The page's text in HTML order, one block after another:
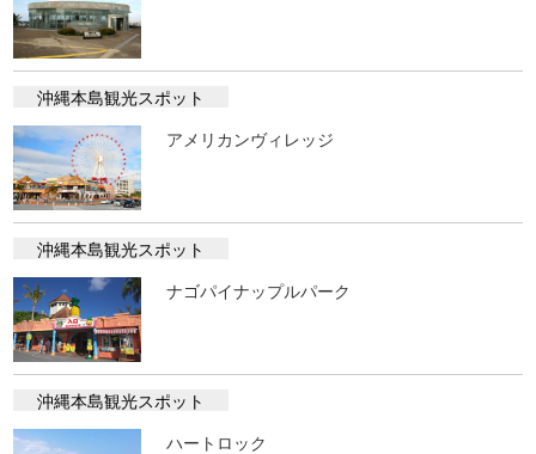
沖縄本島観光スポット
アメリカンヴィレッジ
沖縄本島観光スポット
ナゴパイナップルパーク
沖縄本島観光スポット
ハートロック